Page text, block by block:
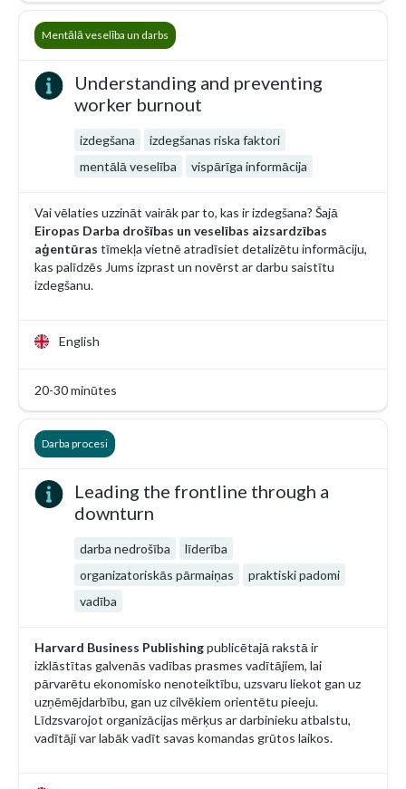
Understanding and preventing
worker burnout
izdegšana
izdegšanas riska faktori
mentālā veselība
vispārīga informācija
Vai vēlaties uzzināt vairāk par to, kas ir izdegšana? Šajā
Eiropas Darba drošības un veselības aizsardzības
aģentūras tīmekļa vietnē atradīsiet detalizētu informāciju,
kas palīdzēs Jums izprast un novērst ar darbu saistītu
izdegšanu.
English
20-30 minūtes
Mentālā veselība un darbs
Leading the frontline through a
downturn
darba nedrošība
līderība
organizatoriskās pārmaiņas
praktiski padomi
vadība
Harvard Business Publishingpublicētajā rakstā ir
izklāstītas galvenās vadības prasmes vadītājiem, lai
pārvarētu ekonomisko nenoteiktību, uzsvaru liekot gan uz
uzņēmējdarbību, gan uz cilvēkiem orientētu pieeju.
Līdzsvarojot organizācijas mērķus ar darbinieku atbalstu,
vadītāji var labāk vadīt savas komandas grūtos laikos.
Darba procesi